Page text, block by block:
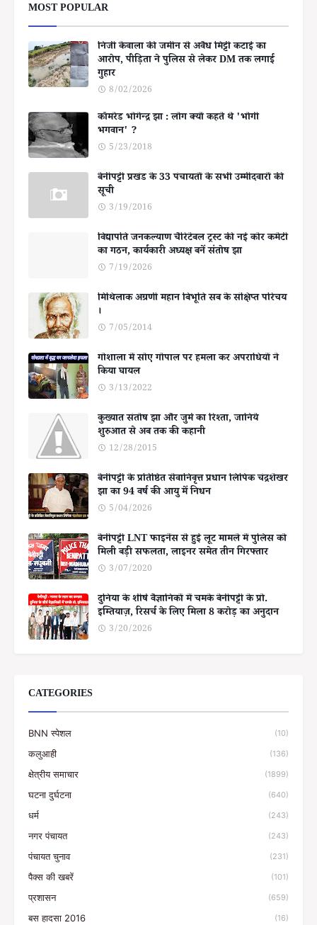
MOST POPULAR
निजी केवाला की जमीन से अवैध मिट्टी कटाई का
आरोप, पीड़िता ने पुलिस से लेकर DM तक लगाई
गुहार
8/02/2026
कॉमरेड भोगेन्द्र झा : लोग क्यों कहते थे 'भोगी
भगवान' ?
5/23/2018
बेनीपट्टी प्रखंड के 33 पंचायतों के सभी उम्मीदवारों की
सूची
3/19/2016
विद्यापति जनकल्याण चैरिटेबल ट्रस्ट की नई कोर कमेटी
का गठन, कार्यकारी अध्यक्ष बनें संतोष झा
7/19/2026
मिथिलाक अग्रणी महान बिभूति सब के संक्षिप्त परिचय
।
7/05/2014
गोशाला में सोए गोपाल पर हमला कर अपराधियों ने
किया घायल
3/13/2022
कुख्यात संतोष झा और जुर्म का रिश्ता, जानिये
शुरुआत से अब तक की कहानी
12/28/2015
बेनीपट्टी के प्रतिष्ठित सेवानिवृत्त प्रधान लिपिक चंद्रशेखर
झा का 94 वर्ष की आयु में निधन
5/04/2026
बेनीपट्टी LNT फाइनेंस से हुई लूट मामले में पुलिस को
मिली बड़ी सफलता, लाइनर समेत तीन गिरफ्तार
3/07/2020
दुनिया के शीर्ष वैज्ञानिकों में चमके बेनीपट्टी के प्रो.
इम्तियाज़, रिसर्च के लिए मिला 8 करोड़ का अनुदान
3/20/2026
CATEGORIES
BNN स्पेशल (10)
कलुआही (136)
क्षेत्रीय समाचार (1899)
घटना दुर्घटना (640)
धर्म (243)
नगर पंचायत (243)
पंचायत चुनाव (231)
पैक्स की खबरें (101)
प्रशासन (659)
बस हादसा 2016 (16)